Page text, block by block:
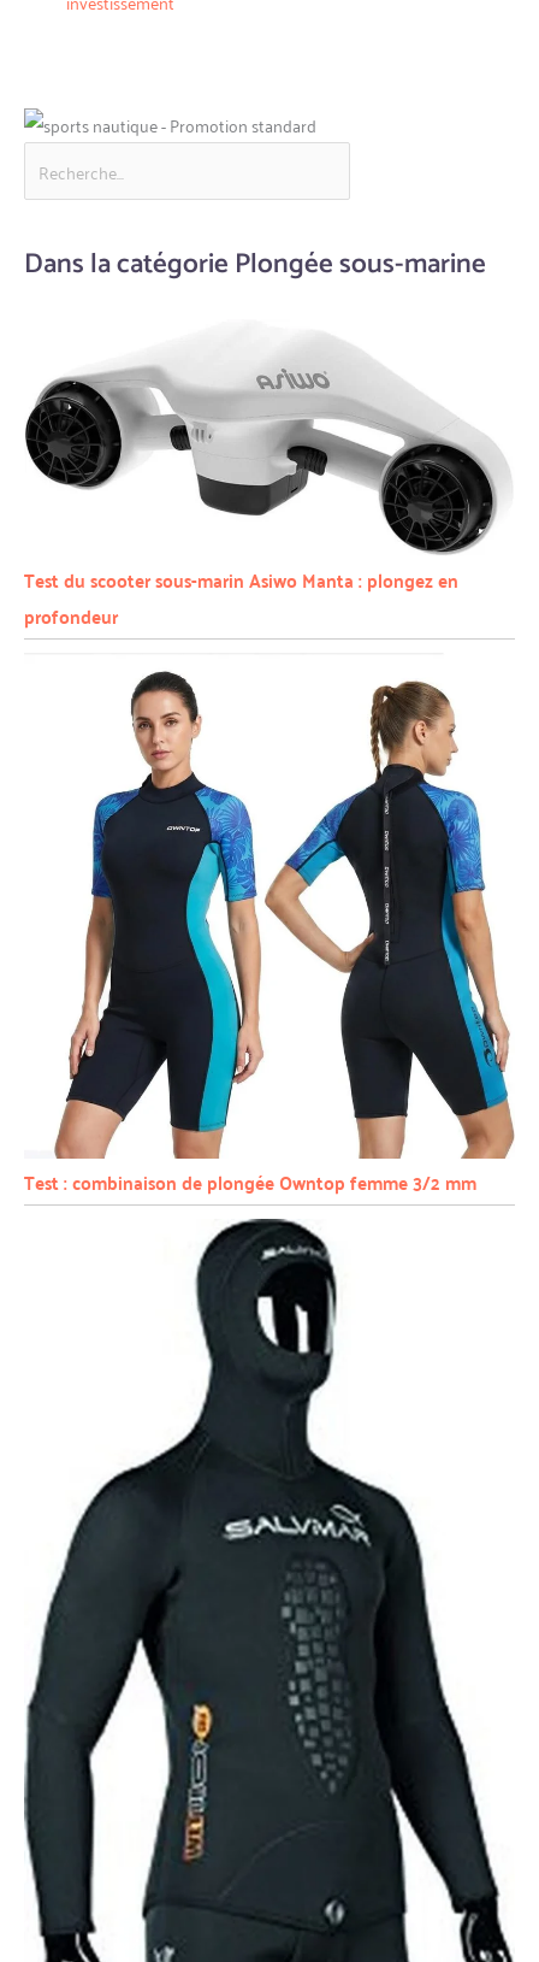
Dans la catégorie Plongée sous-marine
Test du scooter sous-marin Asiwo Manta : plongez en
profondeur
Test : combinaison de plongée Owntop femme 3/2 mm